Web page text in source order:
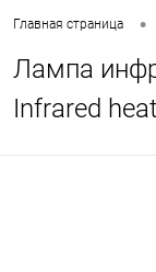
Главная страница •
Лампа
Infrared